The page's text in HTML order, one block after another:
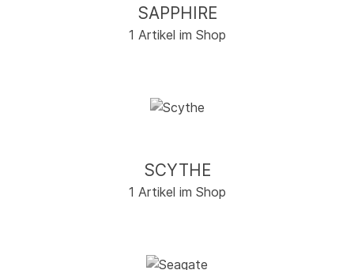
SAPPHIRE
1 Artikel im Shop
SCYTHE
1 Artikel im Shop